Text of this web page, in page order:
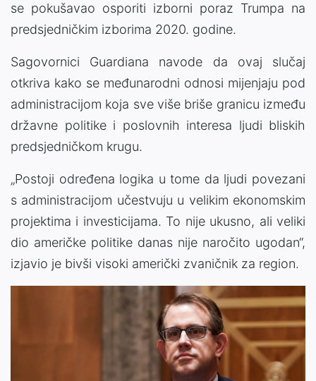
se pokušavao osporiti izborni poraz Trumpa na
predsjedničkim izborima 2020. godine.
Sagovornici Guardiana navode da ovaj slučaj
otkriva kako se međunarodni odnosi mijenjaju pod
administracijom koja sve više briše granicu između
državne politike i poslovnih interesa ljudi bliskih
predsjedničkom krugu.
„Postoji određena logika u tome da ljudi povezani
s administracijom učestvuju u velikim ekonomskim
projektima i investicijama. To nije ukusno, ali veliki
dio američke politike danas nije naročito ugodan“,
izjavio je bivši visoki američki zvaničnik za region.